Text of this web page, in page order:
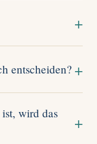
entscheiden?
wird das